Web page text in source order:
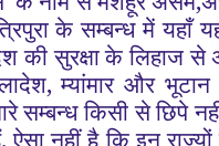
के सम्बन्ध में यहाँ
की सुरक्षा के लिहाज से
म्यांमार और
सम्बन्ध किसी से छिपे
ऐसा नहीं है कि इन